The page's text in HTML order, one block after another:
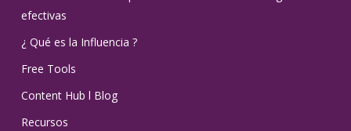
efectivas
¿ Qué es la Influencia ?
Free Tools
Content Hub l Blog
Recursos